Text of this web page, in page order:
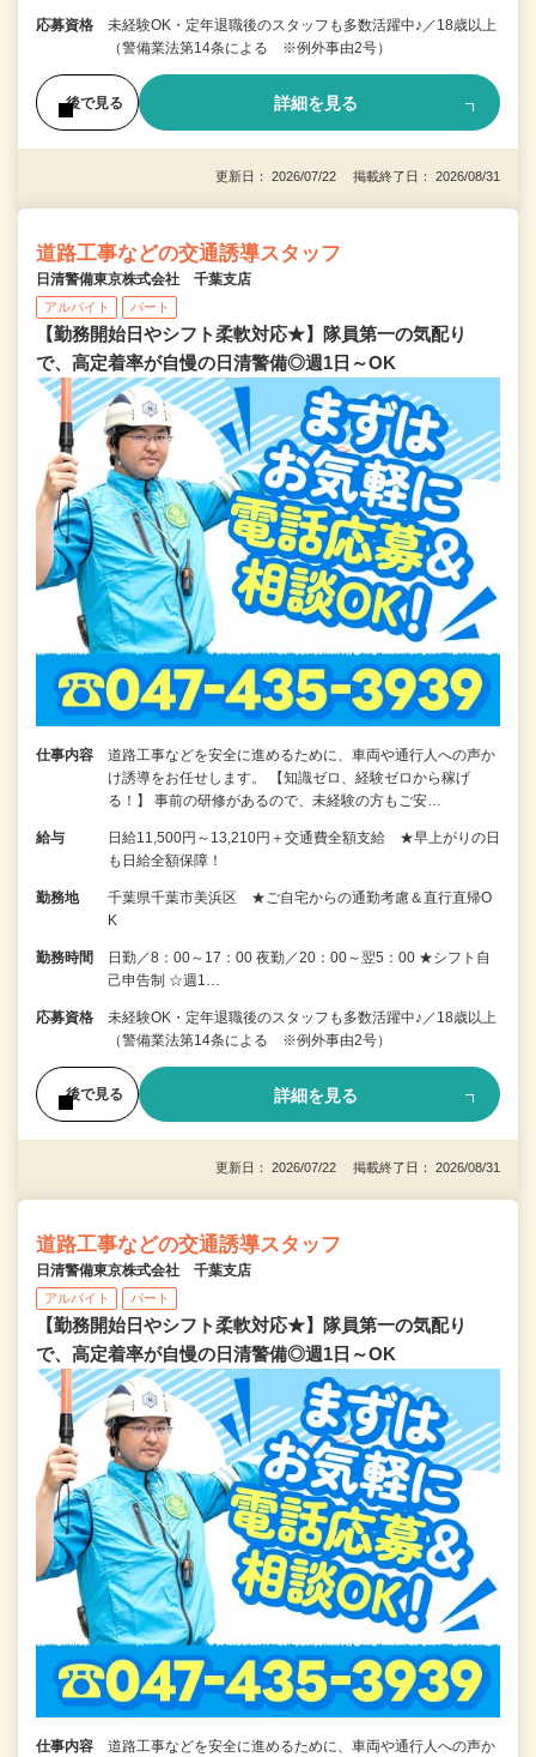
応募資格
未経験OK・定年退職後のスタッフも多数活躍中♪／18歳以上
（警備業法第14条による ※例外事由2号）
後で見る 詳細を見る
更新日： 2026/07/22 掲載終了日： 2026/08/31
道路工事などの交通誘導スタッフ
日清警備東京株式会社 千葉支店
アルバイト パート
【勤務開始日やシフト柔軟対応★】隊員第一の気配り
で、高定着率が自慢の日清警備◎週1日～OK
仕事内容
道路工事などを安全に進めるために、車両や通行人への声か
け誘導をお任せします。 【知識ゼロ、経験ゼロから稼げ
る！】 事前の研修があるので、未経験の方もご安…
給与
日給11,500円～13,210円＋交通費全額支給 ★早上がりの日
も日給全額保障！
勤務地
千葉県千葉市美浜区 ★ご自宅からの通勤考慮＆直行直帰O
K
勤務時間
日勤／8：00～17：00 夜勤／20：00～翌5：00 ★シフト自
己申告制 ☆週1…
応募資格
未経験OK・定年退職後のスタッフも多数活躍中♪／18歳以上
（警備業法第14条による ※例外事由2号）
後で見る 詳細を見る
更新日： 2026/07/22 掲載終了日： 2026/08/31
道路工事などの交通誘導スタッフ
日清警備東京株式会社 千葉支店
アルバイト パート
【勤務開始日やシフト柔軟対応★】隊員第一の気配り
で、高定着率が自慢の日清警備◎週1日～OK
仕事内容
道路工事などを安全に進めるために、車両や通行人への声か